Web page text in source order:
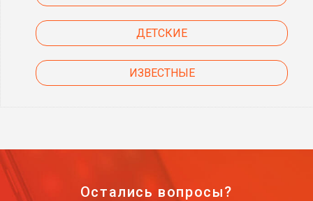
ДЕТСКИЕ
ИЗВЕСТНЫЕ
Остались вопросы?